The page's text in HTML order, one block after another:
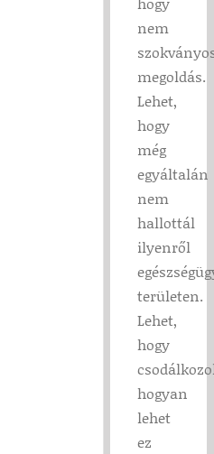
nem
megoldás.
Lehet,
hogy
még
egyáltalán
nem
hallottál
ilyenről
területen.
Lehet,
hogy
hogyan
lehet
ez